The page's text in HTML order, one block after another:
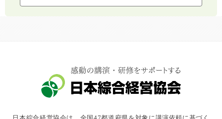
コミュニケーション・話し方
キャスター・アナウンサー
俳優・タレント・モデル